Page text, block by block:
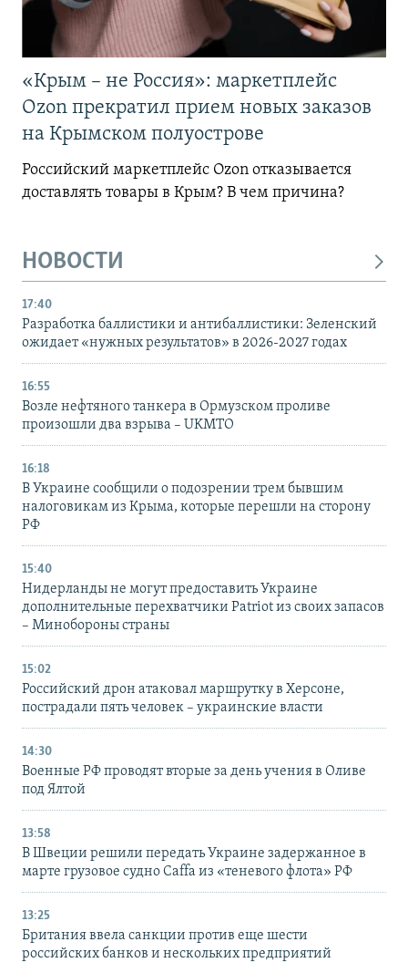
«Крым – не Россия»: маркетплейс
Ozon прекратил прием новых заказов
на Крымском полуострове
Российский маркетплейс Ozon отказывается
доставлять товары в Крым? В чем причина?
НОВОСТИ
17:40
Разработка баллистики и антибаллистики: Зеленский
ожидает «нужных результатов» в 2026-2027 годах
16:55
Возле нефтяного танкера в Ормузском проливе
произошли два взрыва – UKMTO
16:18
В Украине сообщили о подозрении трем бывшим
налоговикам из Крыма, которые перешли на сторону
РФ
15:40
Нидерланды не могут предоставить Украине
дополнительные перехватчики Patriot из своих запасов
– Минобороны страны
15:02
Российский дрон атаковал маршрутку в Херсоне,
пострадали пять человек – украинские власти
14:30
Военные РФ проводят вторые за день учения в Оливе
под Ялтой
13:58
В Швеции решили передать Украине задержанное в
марте грузовое судно Caffa из «теневого флота» РФ
13:25
Британия ввела санкции против еще шести
российских банков и нескольких предприятий